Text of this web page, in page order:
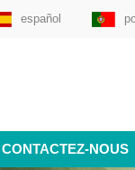
español
CONTACTEZ-NOUS